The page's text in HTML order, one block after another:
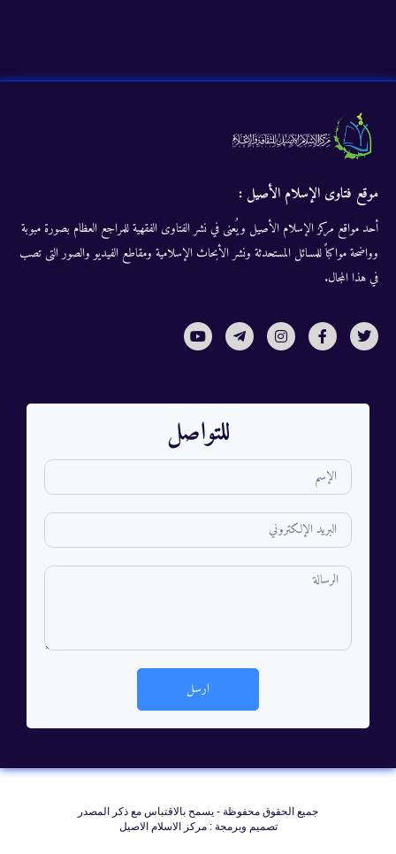
موقع فتاوى الإسلام الأصيل :
أحد مواقع مركز الإسلام الأصيل ويُعنى في نشر الفتاوى الفقهية للمراجع العظام بصورة مبوبة
وواضحة مواكباً للمسائل المستحدثة ونشر الأبحاث الإسلامية ومقاطع الفيديو والصور التى تصب
في هذا المجال.
للتواصل
ارسل
جمیع الحقوق محفوظة - يسمح بالاقتباس مع ذکر المصدر
تصميم وبرمجة : مركز الاسلام الاصيل